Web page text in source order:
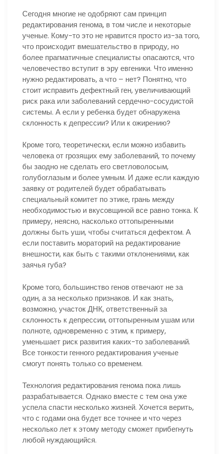
Сегодня многие не одобряют сам принцип
редактирования генома, в том числе и некоторые
ученые. Кому-то это не нравится просто из-за того,
что происходит вмешательство в природу, но
более прагматичные специалисты опасаются, что
человечество вступит в эру евгеники. Что именно
нужно редактировать, а что – нет? Понятно, что
стоит исправить дефектный ген, увеличивающий
риск рака или заболеваний сердечно-сосудистой
системы. А если у ребенка будет обнаружена
склонность к депрессии? Или к ожирению?
Кроме того, теоретически, если можно избавить
человека от грозящих ему заболеваний, то почему
бы заодно не сделать его светловолосым,
голубоглазым и более умным. И даже если каждую
заявку от родителей будет обрабатывать
специальный комитет по этике, грань между
необходимостью и вкусовщиной все равно тонка. К
примеру, неясно, насколько оттопыренными
должны быть уши, чтобы считаться дефектом. А
если поставить мораторий на редактирование
внешности, как быть с такими отклонениями, как
заячья губа?
Кроме того, большинство генов отвечают не за
один, а за несколько признаков. И как знать,
возможно, участок ДНК, ответственный за
склонность к депрессии, оттопыренным ушам или
полноте, одновременно с этим, к примеру,
уменьшает риск развития каких-то заболеваний.
Все тонкости генного редактирования ученые
смогут понять только со временем.
Технология редактирования генома пока лишь
разрабатывается. Однако вместе с тем она уже
успела спасти несколько жизней. Хочется верить,
что с годами она будет все точнее и что через
несколько лет к этому методу сможет прибегнуть
любой нуждающийся.